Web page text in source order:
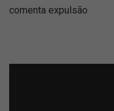
comenta expulsão